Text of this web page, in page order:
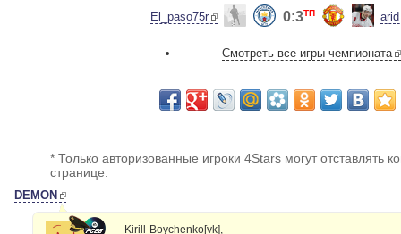
El_paso75r 0:3ТП arid
Смотреть все игры чемпионата
* Только авторизованные игроки 4Stars могут отставлять
странице.
DEMON
Kirill-Boychenko[vk],